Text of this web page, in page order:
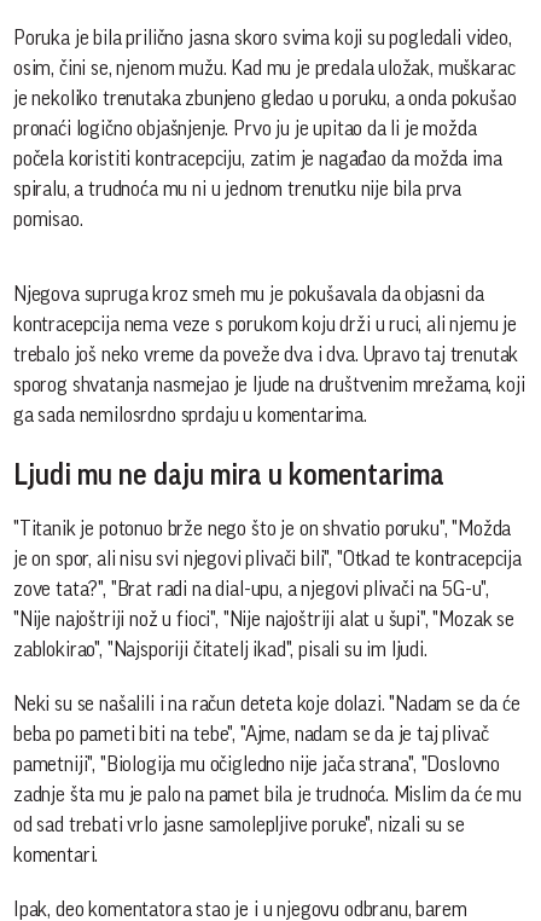
Poruka je bila prilično jasna skoro svima koji su pogledali video,
osim, čini se, njenom mužu. Kad mu je predala uložak, muškarac
je nekoliko trenutaka zbunjeno gledao u poruku, a onda pokušao
pronaći logično objašnjenje. Prvo ju je upitao da li je možda
počela koristiti kontracepciju, zatim je nagađao da možda ima
spiralu, a trudnoća mu ni u jednom trenutku nije bila prva
pomisao.
Njegova supruga kroz smeh mu je pokušavala da objasni da
kontracepcija nema veze s porukom koju drži u ruci, ali njemu je
trebalo još neko vreme da poveže dva i dva. Upravo taj trenutak
sporog shvatanja nasmejao je ljude na društvenim mrežama, koji
ga sada nemilosrdno sprdaju u komentarima.
Ljudi mu ne daju mira u komentarima
"Titanik je potonuo brže nego što je on shvatio poruku", "Možda
je on spor, ali nisu svi njegovi plivači bili", "Otkad te kontracepcija
zove tata?", "Brat radi na dial-upu, a njegovi plivači na 5G-u",
"Nije najoštriji nož u fioci", "Nije najoštriji alat u šupi", "Mozak se
zablokirao", "Najsporiji čitatelj ikad", pisali su im ljudi.
Neki su se našalili i na račun deteta koje dolazi. "Nadam se da će
beba po pameti biti na tebe", "Ajme, nadam se da je taj plivač
pametniji", "Biologija mu očigledno nije jača strana", "Doslovno
zadnje šta mu je palo na pamet bila je trudnoća. Mislim da će mu
od sad trebati vrlo jasne samolepljive poruke", nizali su se
komentari.
Ipak, deo komentatora stao je i u njegovu odbranu, barem